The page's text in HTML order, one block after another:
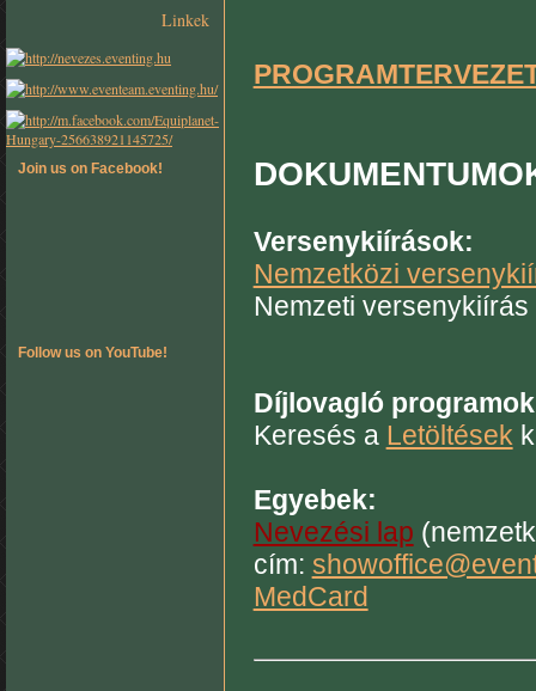
Linkek
Join us on Facebook!
Follow us on YouTube!
Versenykiírások:
Nemzetközi
Nemzeti versenykiírás
Díjlovagló
Keresés a Letöltések
Egyebek:
Nevezési lap
cím:
MedCard